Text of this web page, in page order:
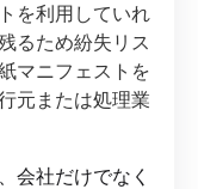
を利用していれ
るため紛失リス
マニフェストを
元または処理業
会社だけでなく